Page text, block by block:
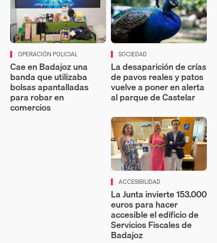
OPERACIÓN POLICIAL
Cae en Badajoz una
banda que utilizaba
bolsas apantalladas
para robar en
comercios
SOCIEDAD
La desaparición de crías
de pavos reales y patos
vuelve a poner en alerta
al parque de Castelar
ACCESIBILIDAD
La Junta invierte 153.000
euros para hacer
accesible el edificio de
Servicios Fiscales de
Badajoz